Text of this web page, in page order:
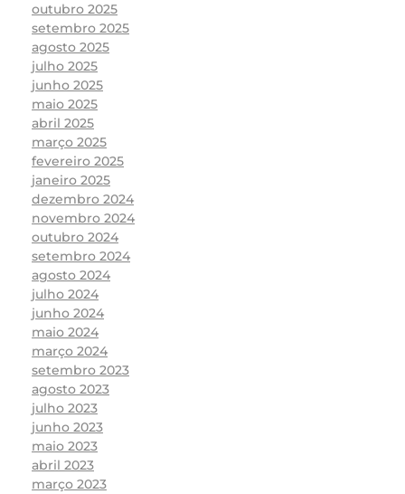
outubro 2025
setembro 2025
agosto 2025
julho 2025
junho 2025
maio 2025
abril 2025
março 2025
fevereiro 2025
janeiro 2025
dezembro 2024
novembro 2024
outubro 2024
setembro 2024
agosto 2024
julho 2024
junho 2024
maio 2024
março 2024
setembro 2023
agosto 2023
julho 2023
junho 2023
maio 2023
abril 2023
março 2023